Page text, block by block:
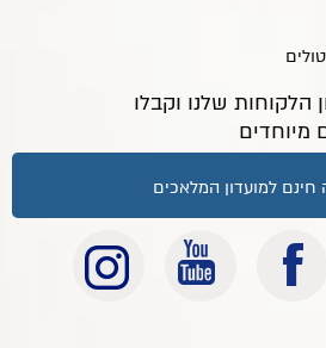
הלקוחות שלנו וקבלו
מיוחדים
למועדון המלאכים